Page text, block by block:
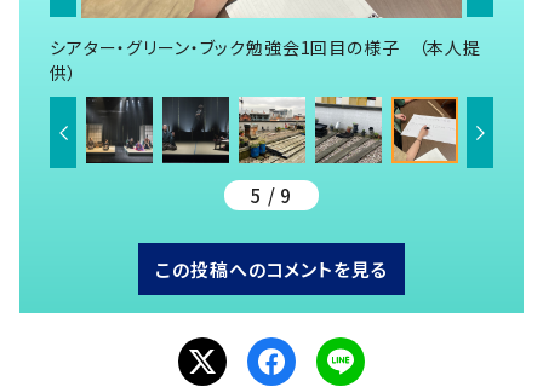
シアター・グリーン・ブック勉強会1回目の様子 （本人提
供）
5 / 9
この投稿へのコメントを見る